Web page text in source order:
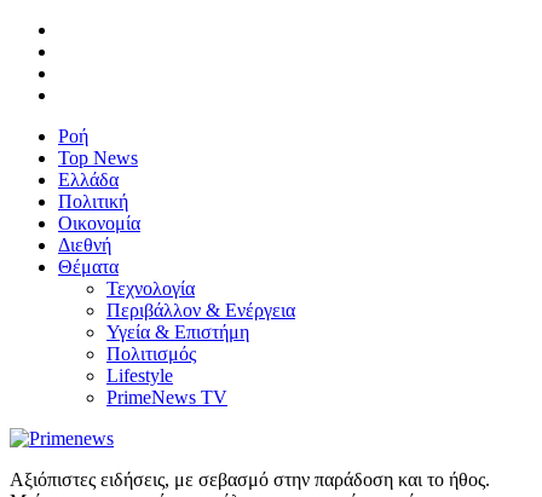
Ροή
Top News
Ελλάδα
Πολιτική
Οικονομία
Διεθνή
Θέματα
Τεχνολογία
Περιβάλλον & Ενέργεια
Υγεία & Επιστήμη
Πολιτισμός
Lifestyle
PrimeNews TV
Αξιόπιστες ειδήσεις, με σεβασμό στην παράδοση και το ήθος.